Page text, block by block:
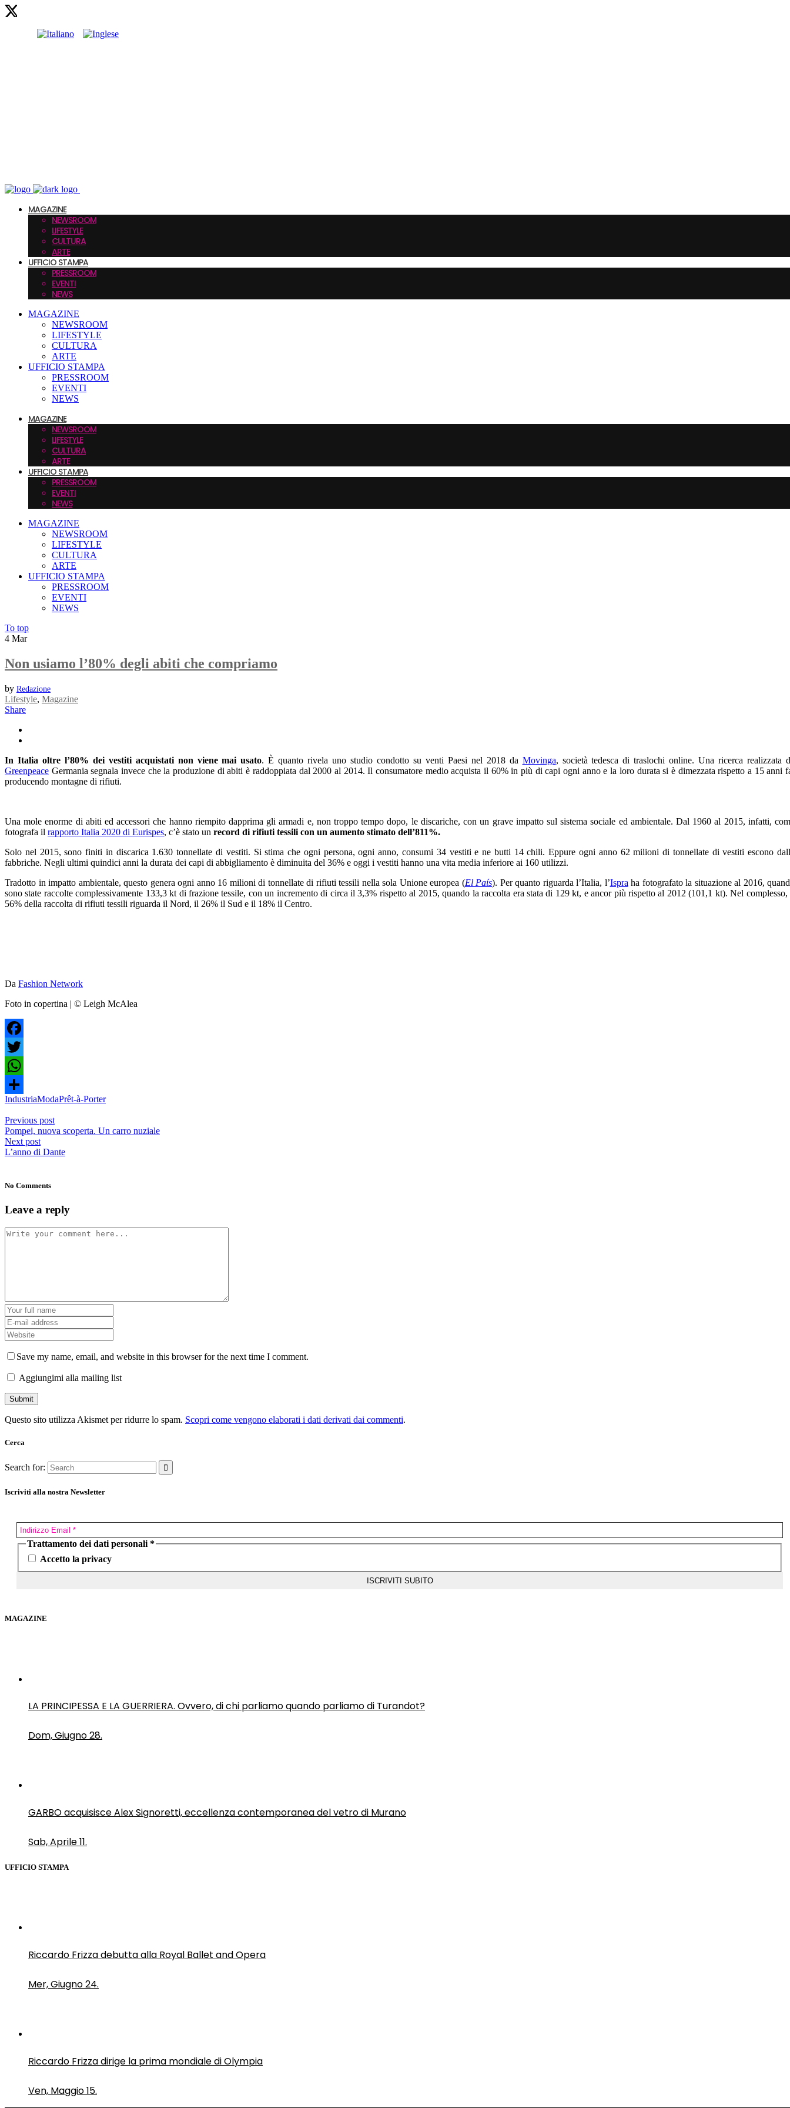
MAGAZINE
NEWSROOM
LIFESTYLE
CULTURA
ARTE
UFFICIO STAMPA
PRESSROOM
EVENTI
NEWS
MAGAZINE
NEWSROOM
LIFESTYLE
CULTURA
ARTE
UFFICIO STAMPA
PRESSROOM
EVENTI
NEWS
MAGAZINE
NEWSROOM
LIFESTYLE
CULTURA
ARTE
UFFICIO STAMPA
PRESSROOM
EVENTI
NEWS
MAGAZINE
NEWSROOM
LIFESTYLE
CULTURA
ARTE
UFFICIO STAMPA
PRESSROOM
EVENTI
NEWS
To top
4 Mar
Non usiamo l’80% degli abiti che compriamo
by Redazione
Lifestyle, Magazine
Share
In Italia oltre l’80% dei vestiti acquistati non viene mai usato. È quanto rivela uno studio condotto su venti Paesi nel 2018 da Movinga, società tedesca di traslochi online. Una ricerca realizzata
Greenpeace Germania segnala invece che la produzione di abiti è raddoppiata dal 2000 al 2014. Il consumatore medio acquista il 60% in più di capi ogni anno e la loro durata si è dimezzata rispetto a 15 anni
producendo montagne di rifiuti.
Una mole enorme di abiti ed accessori che hanno riempito dapprima gli armadi e, non troppo tempo dopo, le discariche, con un grave impatto sul sistema sociale ed ambientale. Dal 1960 al 2015, infatti,
fotografa il rapporto Italia 2020 di Eurispes, c’è stato un record di rifiuti tessili con un aumento stimato dell’811%.
Solo nel 2015, sono finiti in discarica 1.630 tonnellate di vestiti. Si stima che ogni persona, ogni anno, consumi 34 vestiti e ne butti 14 chili. Eppure ogni anno 62 milioni di tonnellate di vestiti escono
fabbriche. Negli ultimi quindici anni la durata dei capi di abbigliamento è diminuita del 36% e oggi i vestiti hanno una vita media inferiore ai 160 utilizzi.
Tradotto in impatto ambientale, questo genera ogni anno 16 milioni di tonnellate di rifiuti tessili nella sola Unione europea (El País). Per quanto riguarda l’Italia, l’Ispra ha fotografato la situazione al 2016,
sono state raccolte complessivamente 133,3 kt di frazione tessile, con un incremento di circa il 3,3% rispetto al 2015, quando la raccolta era stata di 129 kt, e ancor più rispetto al 2012 (101,1 kt). Nel
56% della raccolta di rifiuti tessili riguarda il Nord, il 26% il Sud e il 18% il Centro.
Da Fashion Network
Foto in copertina | © Leigh McAlea
Facebook
Twitter
WhatsApp
Condividi
IndustriaModaPrêt-à-Porter
Previous post
Pompei, nuova scoperta. Un carro nuziale
Next post
L’anno di Dante
No Comments
Leave a reply
Save my name, email, and website in this browser for the next time I comment.
Aggiungimi alla mailing list
Questo sito utilizza Akismet per ridurre lo spam. Scopri come vengono elaborati i dati derivati dai commenti.
Cerca
Search for:
Iscriviti alla nostra Newsletter
Trattamento dei dati personali *
Accetto la privacy
MAGAZINE
LA PRINCIPESSA E LA GUERRIERA. Ovvero, di chi parliamo quando parliamo di Turandot?
Dom, Giugno 28.
GARBO acquisisce Alex Signoretti, eccellenza contemporanea del vetro di Murano
Sab, Aprile 11.
UFFICIO STAMPA
Riccardo Frizza debutta alla Royal Ballet and Opera
Mer, Giugno 24.
Riccardo Frizza dirige la prima mondiale di Olympia
Ven, Maggio 15.